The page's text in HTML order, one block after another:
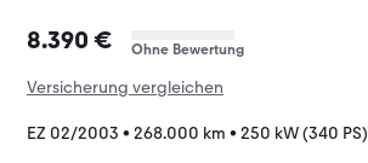
8.390 € Ohne Bewertung
Versicherung vergleichen
EZ 02/2003 • 268.000 km • 250 kW (340 PS)